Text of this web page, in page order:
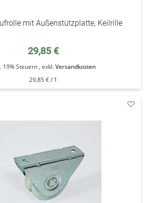
mit Außenstützplatte, Keilrille
29,85 €
19% Steuern , exkl.Versandkosten
29,85 €/ 1